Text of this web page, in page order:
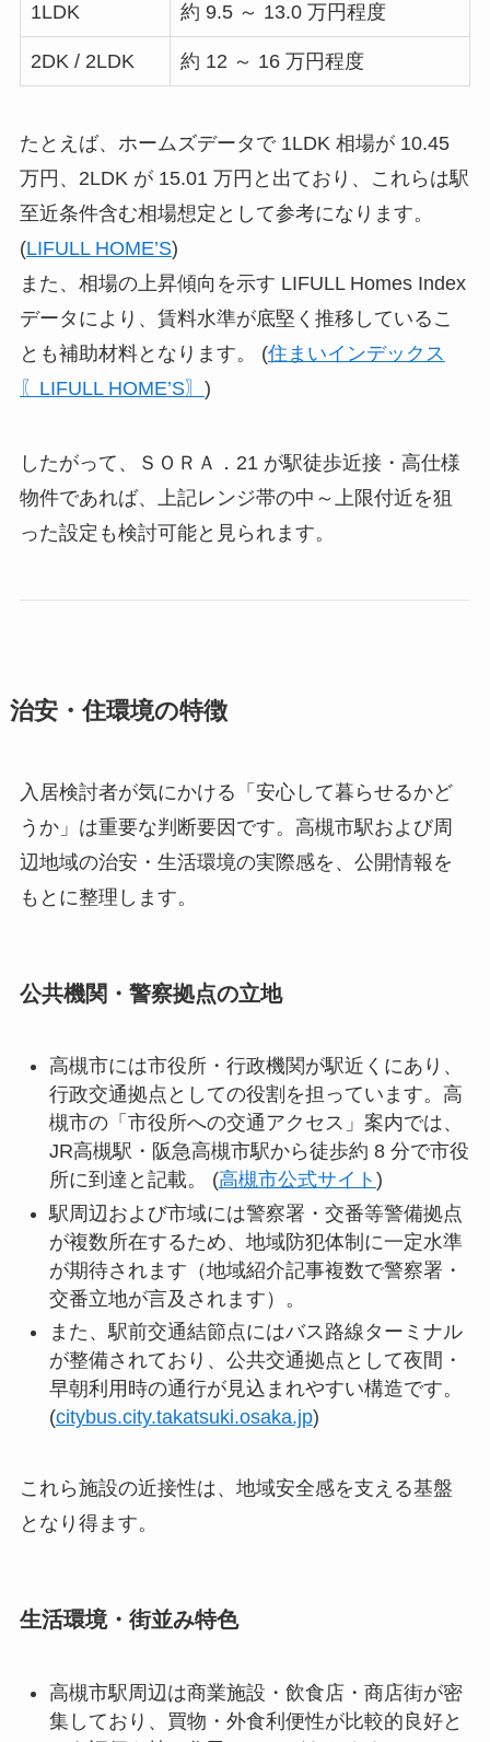
1LDK 約 9.5 ～ 13.0 万円程度
2DK / 2LDK 約 12 ～ 16 万円程度
たとえば、ホームズデータで 1LDK 相場が 10.45
万円、2LDK が 15.01 万円と出ており、これらは駅
至近条件含む相場想定として参考になります。
(LIFULL HOME’S)
また、相場の上昇傾向を示す LIFULL Homes Index
データにより、賃料水準が底堅く推移しているこ
とも補助材料となります。 (住まいインデックス
〖LIFULL HOME’S〗 )
したがって、ＳＯＲＡ．21 が駅徒歩近接・高仕様
物件であれば、上記レンジ帯の中～上限付近を狙
った設定も検討可能と見られます。
治安・住環境の特徴
入居検討者が気にかける「安心して暮らせるかど
うか」は重要な判断要因です。高槻市駅および周
辺地域の治安・生活環境の実際感を、公開情報を
もとに整理します。
公共機関・警察拠点の立地
高槻市には市役所・行政機関が駅近くにあり、
行政交通拠点としての役割を担っています。高
槻市の「市役所への交通アクセス」案内では、
JR高槻駅・阪急高槻市駅から徒歩約 8 分で市役
所に到達と記載。 (高槻市公式サイト )
駅周辺および市域には警察署・交番等警備拠点
が複数所在するため、地域防犯体制に一定水準
が期待されます（地域紹介記事複数で警察署・
交番立地が言及されます）。
また、駅前交通結節点にはバス路線ターミナル
が整備されており、公共交通拠点として夜間・
早朝利用時の通行が見込まれやすい構造です。
(citybus.city.takatsuki.osaka.jp)
これら施設の近接性は、地域安全感を支える基盤
となり得ます。
生活環境・街並み特色
高槻市駅周辺は商業施設・飲食店・商店街が密
集しており、買物・外食利便性が比較的良好と